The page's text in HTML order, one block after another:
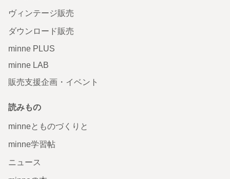
ヴィンテージ販売
ダウンロード販売
minne PLUS
minne LAB
販売支援企画・イベント
読みもの
minneとものづくりと
minne学習帖
ニュース